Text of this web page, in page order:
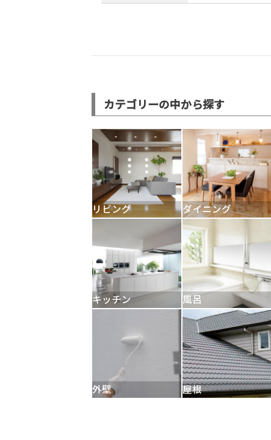
カテゴリーの中から探す
リビング ダイニング
キッチン 風呂
外壁 屋根